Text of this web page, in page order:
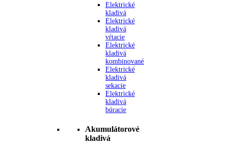
Elektrické
kladivá
Elektrické
kladivá
vŕtacie
Elektrické
kladivá
kombinované
Elektrické
kladivá
sekacie
Elektrické
kladivá
búracie
Akumulátorové
kladivá